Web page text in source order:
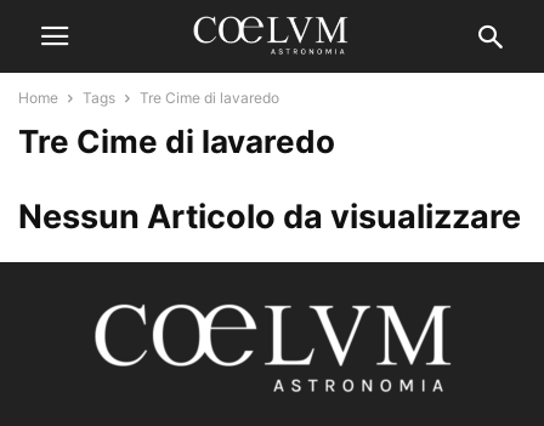
Home Tags Tre Cime di lavaredo
Tre Cime di lavaredo
Nessun Articolo da visualizzare